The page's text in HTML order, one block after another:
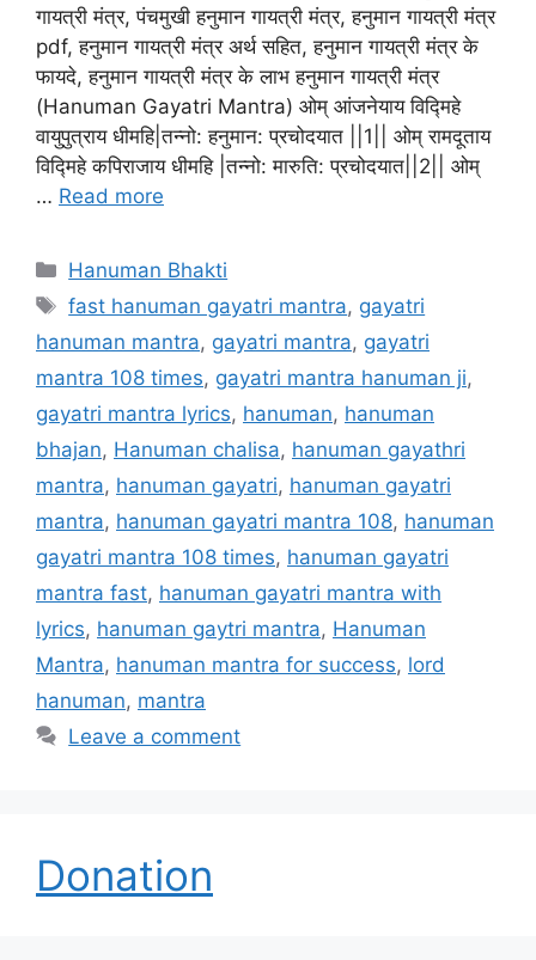
गायत्री मंत्र, पंचमुखी हनुमान गायत्री मंत्र, हनुमान गायत्री मंत्र
pdf, हनुमान गायत्री मंत्र अर्थ सहित, हनुमान गायत्री मंत्र के
फायदे, हनुमान गायत्री मंत्र के लाभ हनुमान गायत्री मंत्र
(Hanuman Gayatri Mantra) ओम् आंजनेयाय विद्मिहे
वायुपुत्राय धीमहि|तन्नो: हनुमान: प्रचोदयात ||1|| ओम् रामदूताय
विद्मिहे कपिराजाय धीमहि |तन्नो: मारुति: प्रचोदयात||2|| ओम्
… Read more
Categories
Hanuman Bhakti
Tags
fast hanuman gayatri mantra, gayatri
hanuman mantra, gayatri mantra, gayatri
mantra 108 times, gayatri mantra hanuman ji,
gayatri mantra lyrics, hanuman, hanuman
bhajan, Hanuman chalisa, hanuman gayathri
mantra, hanuman gayatri, hanuman gayatri
mantra, hanuman gayatri mantra 108, hanuman
gayatri mantra 108 times, hanuman gayatri
mantra fast, hanuman gayatri mantra with
lyrics, hanuman gaytri mantra, Hanuman
Mantra, hanuman mantra for success, lord
hanuman, mantra
Leave a comment
Donation